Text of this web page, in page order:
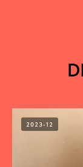
2023-12